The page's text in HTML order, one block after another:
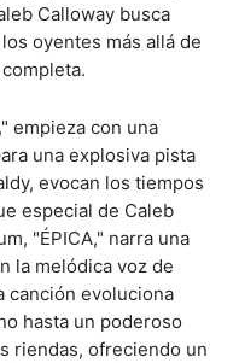
Calloway busca
oyentes más allá de
empieza con una
una explosiva pista
evocan los tiempos
especial de Caleb
"ÉPICA," narra una
la melódica voz de
canción evoluciona
hasta un poderoso
riendas, ofreciendo un